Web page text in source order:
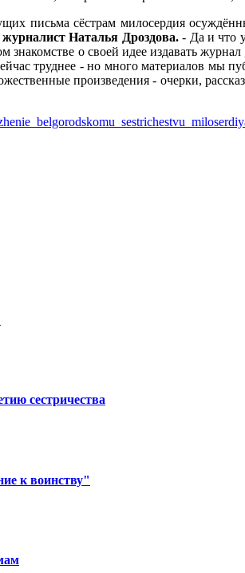
письма сёстрам милосердия
Наталья Дроздова.- Да и что
о своей идее издавать
труднее - но много материалов мы
произведения - очерки,
сестричества
к воинству"